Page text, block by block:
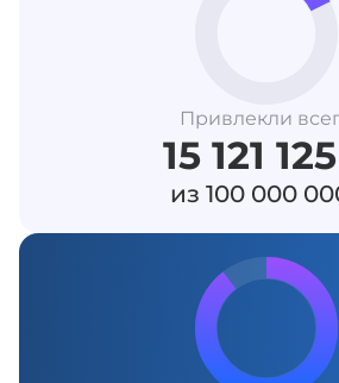
Привлекли
15 121
из 100 000